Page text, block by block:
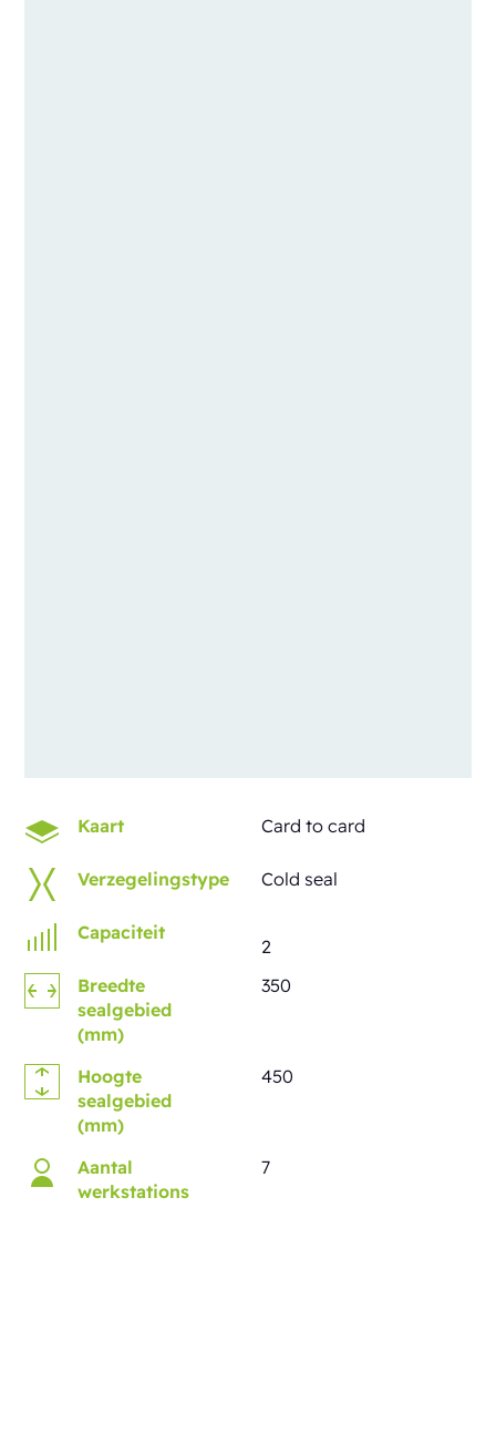
Kaart Card to card
Verzegelingstype Cold seal
Capaciteit
2
Breedte
sealgebied
(mm)
350
Hoogte
sealgebied
(mm)
450
Aantal
werkstations
7